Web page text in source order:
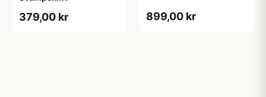
379,00 kr 899,00 kr